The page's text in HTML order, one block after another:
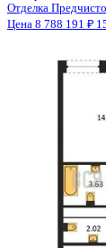
1-комнатная
Евпатория,
2 из 13
Материал